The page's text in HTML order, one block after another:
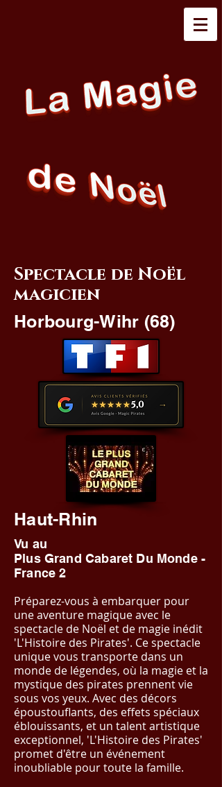
Spectacle de Noël
magicien
Horbourg-Wihr (68)
Haut-Rhin
Vu au
Plus Grand Cabaret Du Monde -
France 2
Préparez-vous à embarquer pour
une aventure magique avec le
spectacle de Noël et de magie inédit
'L'Histoire des Pirates'. Ce spectacle
unique vous transporte dans un
monde de légendes, où la magie et la
mystique des pirates prennent vie
sous vos yeux. Avec des décors
époustouflants, des effets spéciaux
éblouissants, et un talent artistique
exceptionnel, 'L'Histoire des Pirates'
promet d'être un événement
inoubliable pour toute la famille.